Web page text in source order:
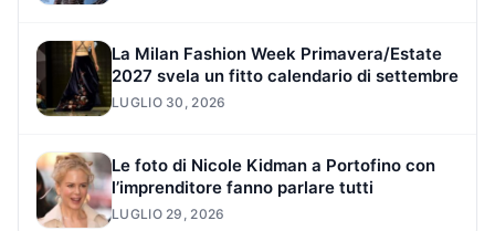
La Milan Fashion Week Primavera/Estate
2027 svela un fitto calendario di settembre
LUGLIO 30, 2026
Le foto di Nicole Kidman a Portofino con
l’imprenditore fanno parlare tutti
LUGLIO 29, 2026